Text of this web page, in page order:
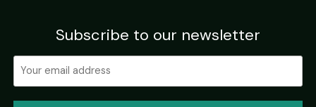
Subscribe to our newsletter